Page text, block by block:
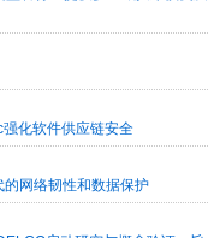
化软件供应链安全
网络韧性和数据保护